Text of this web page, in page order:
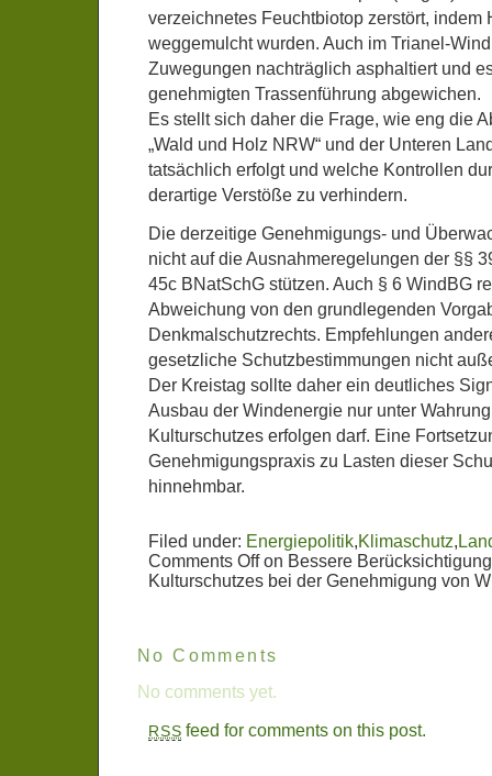
verzeichnetes Feuchtbiotop zerstört, indem
weggemulcht wurden. Auch im Trianel-
Zuwegungen nachträglich asphaltiert und
genehmigten Trassenführung abgewichen.
Es stellt sich daher die Frage, wie eng die
„Wald und Holz NRW“ und der Unteren
tatsächlich erfolgt und welche Kontrollen
derartige Verstöße zu verhindern.
Die derzeitige Genehmigungs- und
nicht auf die Ausnahmeregelungen der §§
45c BNatSchG stützen. Auch § 6 WindBG
Abweichung von den grundlegenden
Denkmalschutzrechts. Empfehlungen
gesetzliche Schutzbestimmungen nicht
Der Kreistag sollte daher ein deutliches
Ausbau der Windenergie nur unter
Kulturschutzes erfolgen darf. Eine
Genehmigungspraxis zu Lasten dieser
hinnehmbar.
Filed under: Energiepolitik,Klimaschutz,
Comments Offon Bessere
Kulturschutzes bei der Genehmigung von
No Comments
No comments yet.
RSS feed for comments on this post.